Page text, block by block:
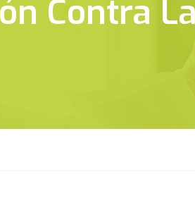
Contra